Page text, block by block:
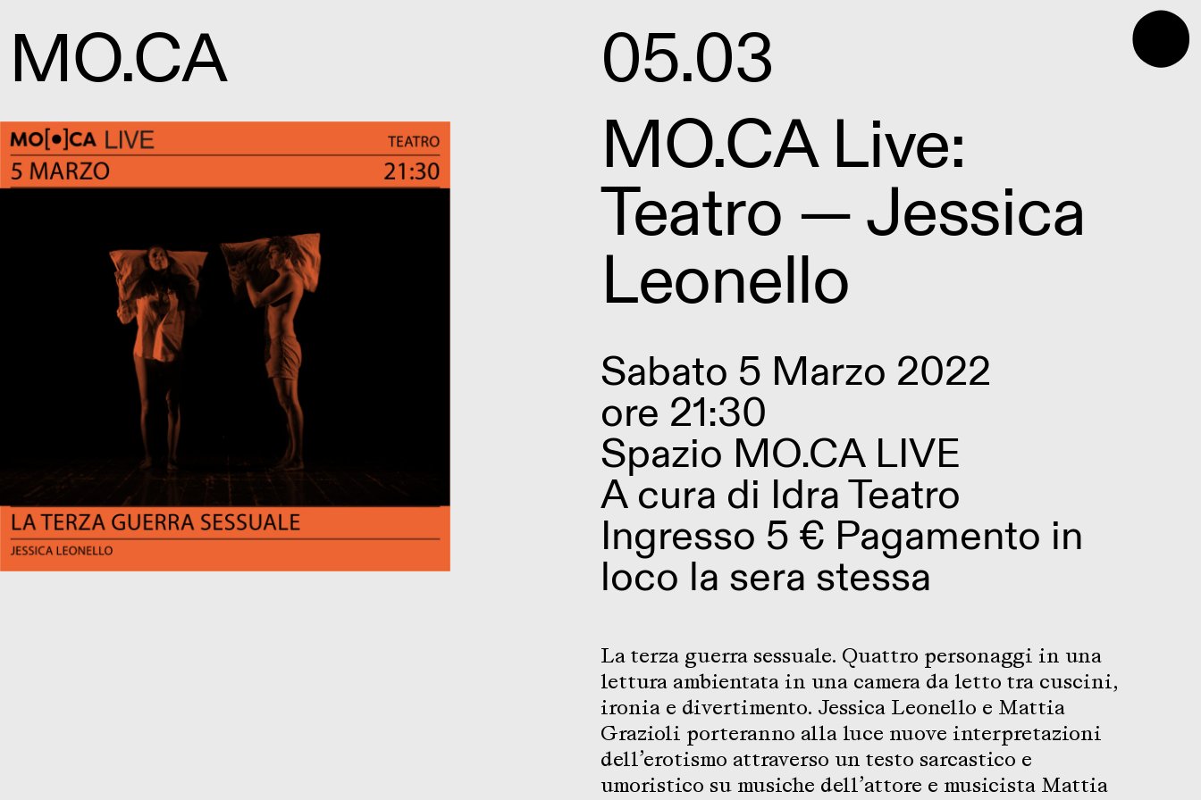
⬤
MO.CA
05.03
MO.CA Live:
Teatro — Jessica
Leonello
Sabato 5 Marzo 2022
ore 21:30
Spazio MO.CA LIVE
A cura di Idra Teatro
Ingresso 5 € Pagamento in
loco la sera stessa
La terza guerra sessuale. Quattro personaggi in una
lettura ambientata in una camera da letto tra cuscini,
ironia e divertimento. Jessica Leonello e Mattia
Grazioli porteranno alla luce nuove interpretazioni
dell’erotismo attraverso un testo sarcastico e
umoristico su musiche dell’attore e musicista Mattia